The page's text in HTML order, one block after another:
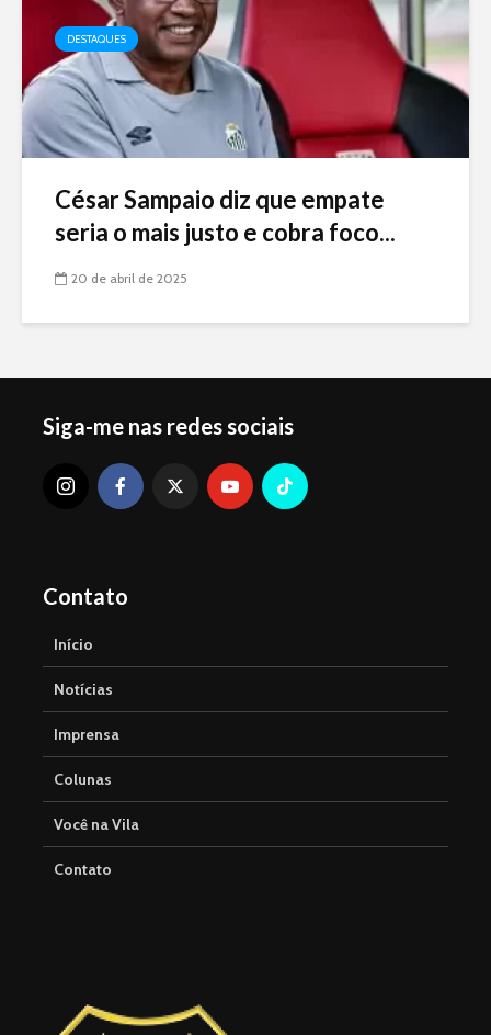
DESTAQUES
César Sampaio diz que empate
seria o mais justo e cobra foco...
20 de abril de 2025
Siga-me nas redes sociais
Contato
Início
Notícias
Imprensa
Colunas
Você na Vila
Contato